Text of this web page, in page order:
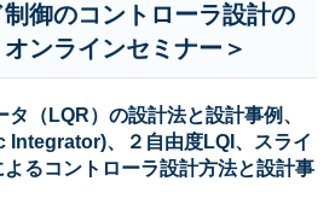
御のコントローラ設計の
ンラインセミナー＞
タ（LQR）の設計法と設計事例、
Integrator)、２自由度LQI、スライ
るコントローラ設計方法と設計事